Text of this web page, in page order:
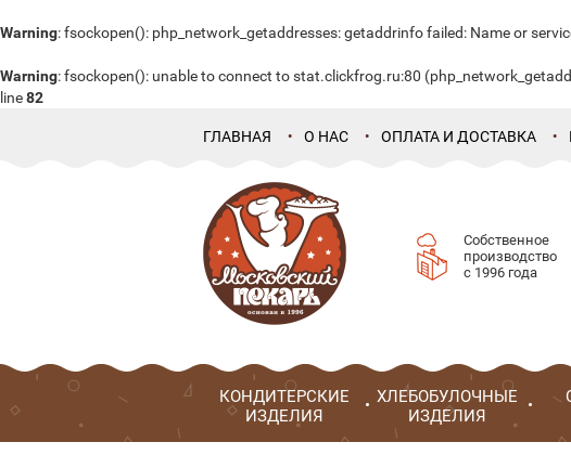
Warning: fsockopen(): php_network_getaddresses: getaddrinfo failed: Name or
Warning: fsockopen(): unable to connect to stat.clickfrog.ru:80
line82
ГЛАВНАЯ О НАС ОПЛАТА И ДОСТАВКА
Собственное
производство
с 1996 года
КОНДИТЕРСКИЕ
ИЗДЕЛИЯ
ХЛЕБОБУЛОЧНЫЕ
ИЗДЕЛИЯ